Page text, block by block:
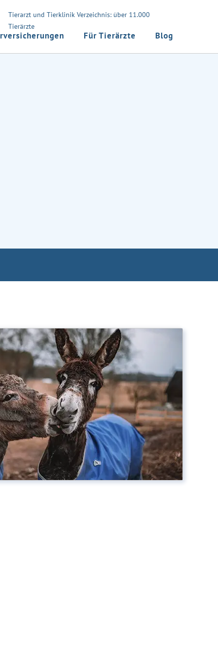
Tierarzt und Tierklinik Verzeichnis: über 11.000
Tierärzte
Für Tierärzte Blog